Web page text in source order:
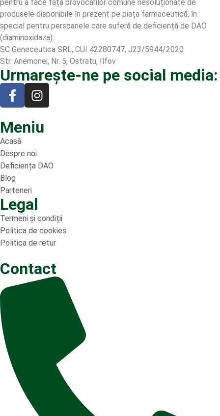
pentru a face față provocărilor comune nesoluționate de
produsele disponibile în prezent pe piața farmaceutică, în
special pentru persoanele care suferă de deficiență de DAO
(diaminoxidaza).
SC Geneceutica SRL, CUI 42280747, J23/5944/2020
Str. Anemonei, Nr. 5, Ostratu, Ilfov
Urmarește-ne pe social media:
Meniu
Acasă
Despre noi
Deficiența DAO
Blog
Parteneri
Legal
Termeni și condiții
Politica de cookies
Politica de retur
Contact